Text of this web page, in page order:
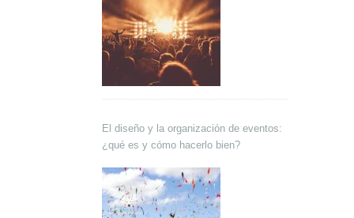
El diseño y la organización de eventos:
¿qué es y cómo hacerlo bien?